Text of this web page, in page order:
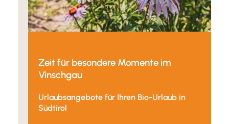
Zeit für besondere Momente im
Vinschgau
Urlaubsangebote für Ihren Bio-Urlaub in
Südtirol